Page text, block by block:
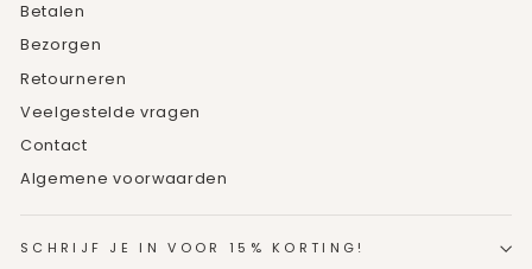
Betalen
Bezorgen
Retourneren
Veelgestelde vragen
Contact
Algemene voorwaarden
SCHRIJF JE IN VOOR 15% KORTING!